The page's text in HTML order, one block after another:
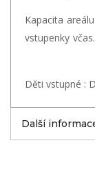
Kapacita
vstupenky včas.
Děti vstupné :
Další